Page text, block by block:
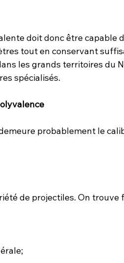
doit donc être capable
tout en conservant
les grands territoires du
spécialisés.
probablement le
de projectiles. On trouve